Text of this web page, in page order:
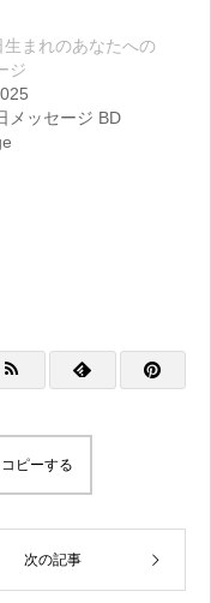
生まれのあなたへの
ジ
メッセージ BD
ピーする
次の記事